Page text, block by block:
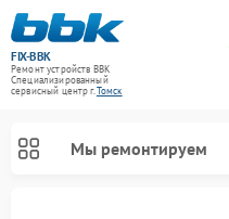
FIX-BBK
Ремонт устройств BBK
Специализированный
cервисный центр г.Томск
Мы ремонтируем